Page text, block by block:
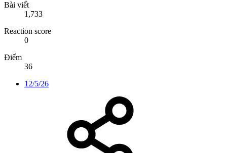
Bài viết
1,733
Reaction score
0
Điểm
36
12/5/26